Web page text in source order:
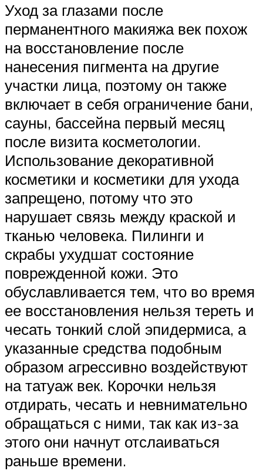
Уход за глазами после
перманентного макияжа век похож
на восстановление после
нанесения пигмента на другие
участки лица, поэтому он также
включает в себя ограничение бани,
сауны, бассейна первый месяц
после визита косметологии.
Использование декоративной
косметики и косметики для ухода
запрещено, потому что это
нарушает связь между краской и
тканью человека. Пилинги и
скрабы ухудшат состояние
поврежденной кожи. Это
обуславливается тем, что во время
ее восстановления нельзя тереть и
чесать тонкий слой эпидермиса, а
указанные средства подобным
образом агрессивно воздействуют
на татуаж век. Корочки нельзя
отдирать, чесать и невнимательно
обращаться с ними, так как из-за
этого они начнут отслаиваться
раньше времени.